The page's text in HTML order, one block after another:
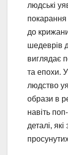
людські
до
шедеврів
виглядає
та епохи.
людство
образи в
навіть
деталі,